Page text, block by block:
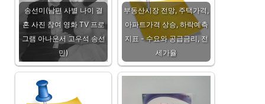
송선미(남편 사별 나이 결
혼 사진 참여 영화 TV 프로
그램 아나운서 고우석 송선
민)
부동산시장 전망, 주택가격,
아파트가격 상승, 하락예측
지표 - 수요와 공급금리, 전
세가율